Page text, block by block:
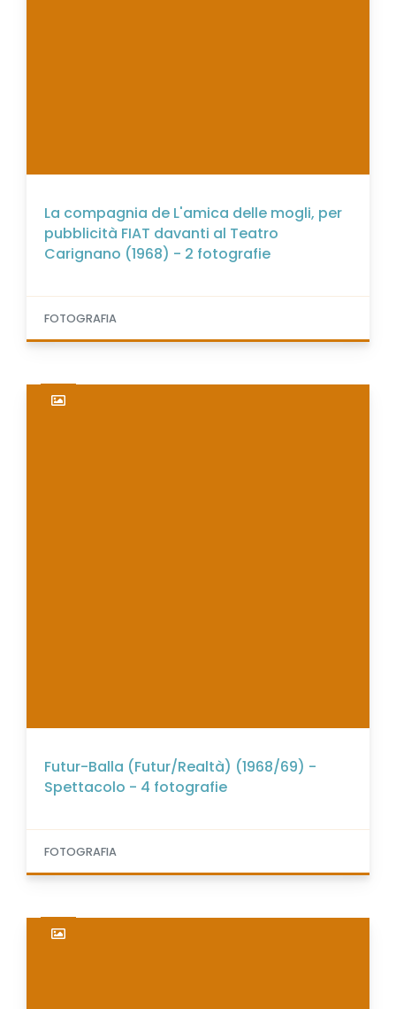
La compagnia de L'amica delle mogli, per
pubblicità FIAT davanti al Teatro
Carignano (1968) - 2 fotografie
FOTOGRAFIA
Futur-Balla (Futur/Realtà) (1968/69) -
Spettacolo - 4 fotografie
FOTOGRAFIA